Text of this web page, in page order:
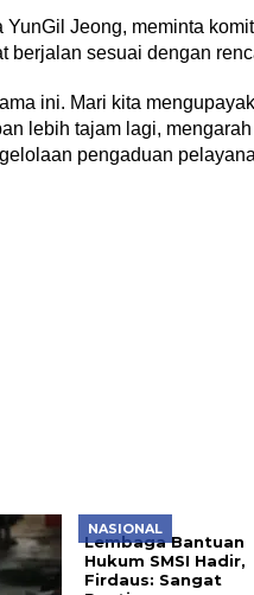
Jeong, meminta
berjalan sesuai dengan
ini. Mari kita
lebih tajam lagi,
pengaduan
NASIONAL
Lembaga Bantuan
Hukum SMSI Hadir,
Firdaus: Sangat